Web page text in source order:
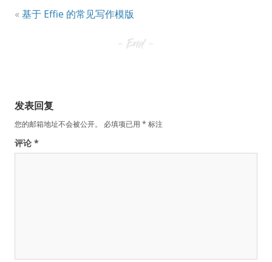
«基于 Effie 的常见写作模版
发表回复
您的邮箱地址不会被公开。 必填项已用 * 标注
评论 *